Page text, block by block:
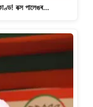
বক্স পালেঙৰ…